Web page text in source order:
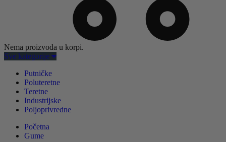
Nema proizvoda u korpi.
Sve kategorije
Putničke
Poluteretne
Teretne
Industrijske
Poljoprivredne
Početna
Gume